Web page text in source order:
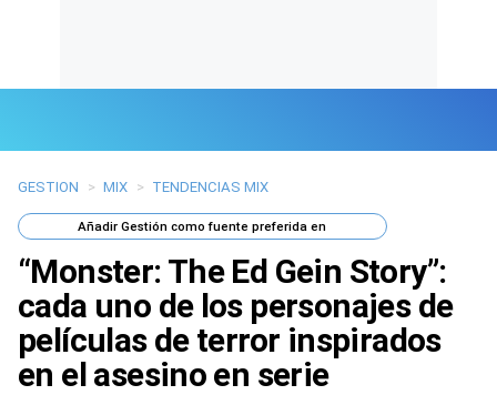
Últimas Noticias
Mi Bolsillo
Respuestas
Gente
GESTION > MIX > TENDENCIAS MIX
AñadirGestión como fuente preferida en
“Monster: The Ed Gein Story”:
cada uno de los personajes de
películas de terror inspirados
en el asesino en serie